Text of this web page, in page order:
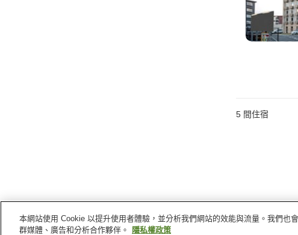
5 間住宿
本網站使用 Cookie 以提升使用者體驗，並分析我們網站的效能與流量。我們也
群媒體、廣告和分析合作夥伴。
隱私權政策